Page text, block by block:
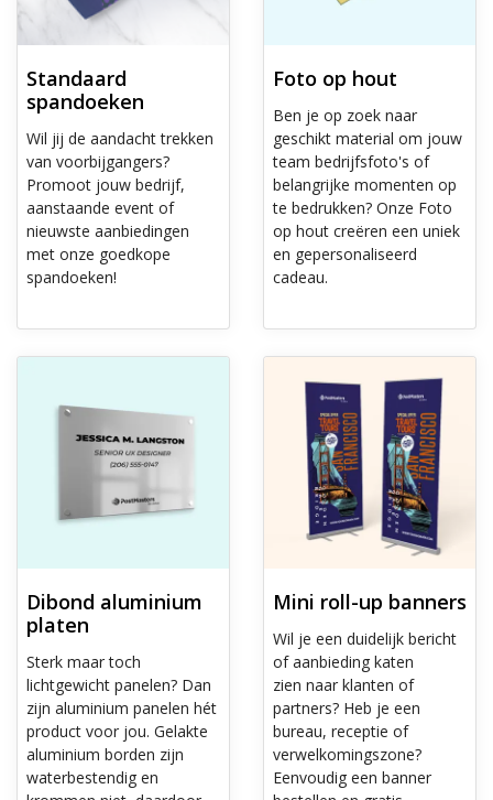
Standaard
spandoeken
Wil jij de aandacht trekken
van voorbijgangers?
Promoot jouw bedrijf,
aanstaande event of
nieuwste aanbiedingen
met onze goedkope
spandoeken!
Foto op hout
Ben je op zoek naar
geschikt material om jouw
team bedrijfsfoto's of
belangrijke momenten op
te bedrukken? Onze Foto
op hout creëren een uniek
en gepersonaliseerd
cadeau.
Dibond aluminium
platen
Sterk maar toch
lichtgewicht panelen? Dan
zijn aluminium panelen hét
product voor jou. Gelakte
aluminium borden zijn
waterbestendig en
Mini roll-up banners
Wil je een duidelijk bericht
of aanbieding katen
zien naar klanten of
partners? Heb je een
bureau, receptie of
verwelkomingszone?
Eenvoudig een banner